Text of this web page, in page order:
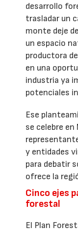
desarrollo
trasladar un
monte deje
un espacio
productora
en una
industria ya
potenciales
Ese
se celebre en
y entidades
para debatir
ofrece la
Cinco ejes
forestal
El Plan